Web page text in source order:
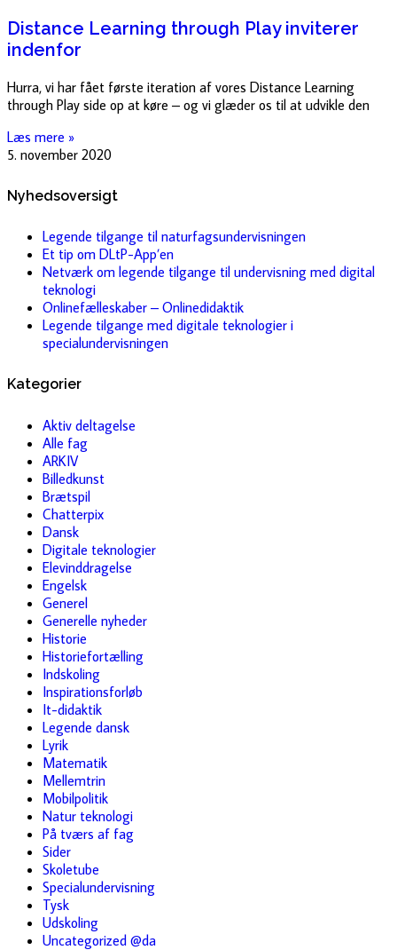
Distance Learning through Play inviterer
indenfor
Hurra, vi har fået første iteration af vores Distance Learning
through Play side op at køre – og vi glæder os til at udvikle den
Læs mere »
5. november 2020
Nyhedsoversigt
Legende tilgange til naturfagsundervisningen
Et tip om DLtP-App’en
Netværk om legende tilgange til undervisning med digital
teknologi
Onlinefælleskaber – Onlinedidaktik
Legende tilgange med digitale teknologier i
specialundervisningen
Kategorier
Aktiv deltagelse
Alle fag
ARKIV
Billedkunst
Brætspil
Chatterpix
Dansk
Digitale teknologier
Elevinddragelse
Engelsk
Generel
Generelle nyheder
Historie
Historiefortælling
Indskoling
Inspirationsforløb
It-didaktik
Legende dansk
Lyrik
Matematik
Mellemtrin
Mobilpolitik
Natur teknologi
På tværs af fag
Sider
Skoletube
Specialundervisning
Tysk
Udskoling
Uncategorized @da